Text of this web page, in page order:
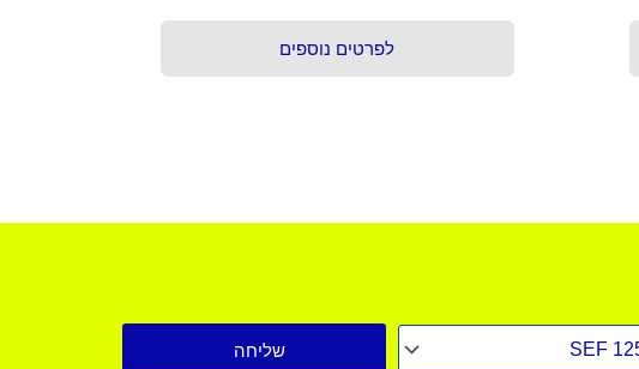
לפרטים נוספים
שליחה